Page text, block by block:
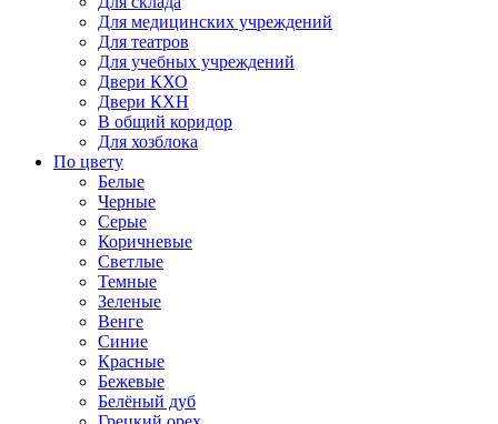
Для медицинских учреждений
Для театров
Для учебных учреждений
Двери КХО
Двери КХН
В общий коридор
Для хозблока
По цвету
Белые
Черные
Серые
Коричневые
Светлые
Темные
Зеленые
Венге
Синие
Красные
Бежевые
Белёный дуб